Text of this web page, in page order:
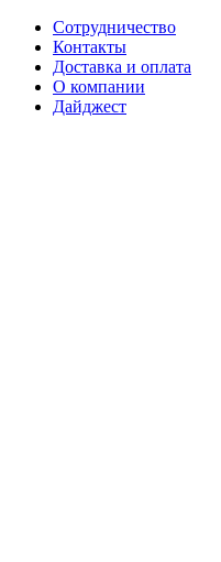
Сотрудничество
Контакты
Доставка и оплата
О компании
Дайджест